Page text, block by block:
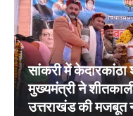
सांकरी में
मुख्यमंत्री ने
उत्तराखंड की मजबूत